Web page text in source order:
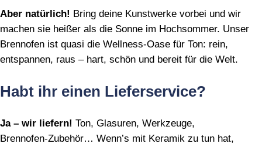
Aber natürlich! Bring deine Kunstwerke vorbei und wir
machen sie heißer als die Sonne im Hochsommer. Unser
Brennofen ist quasi die Wellness‑Oase für Ton: rein,
entspannen, raus – hart, schön und bereit für die Welt.
Habt ihr einen Lieferservice?
Ja – wir liefern! Ton, Glasuren, Werkzeuge,
Brennofen‑Zubehör… Wenn’s mit Keramik zu tun hat,